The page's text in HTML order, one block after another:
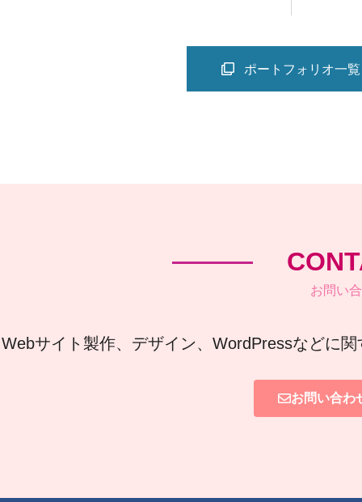
ポートフォリオ一覧
お問い
Webサイト製作、デザイン、WordPressなどに
お問い合わ